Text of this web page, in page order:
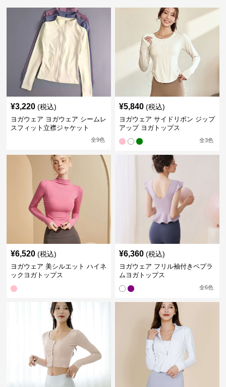
¥3,220 (税込)
ヨガウェア ヨガウェア シームレ
スフィット立襟ジャケット
全9色
¥5,840 (税込)
ヨガウェア サイドリボン ジップ
アップ ヨガトップス
全3色
¥6,520 (税込)
ヨガウェア 美シルエット ハイネ
ックヨガトップス
¥6,360 (税込)
ヨガウェア フリル袖付きペプラ
ムヨガトップス
全6色